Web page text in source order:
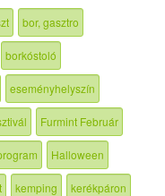
bor, gasztro
borkóstoló
eseményhelyszín
Furmint Február
Halloween
kemping kerékpáron